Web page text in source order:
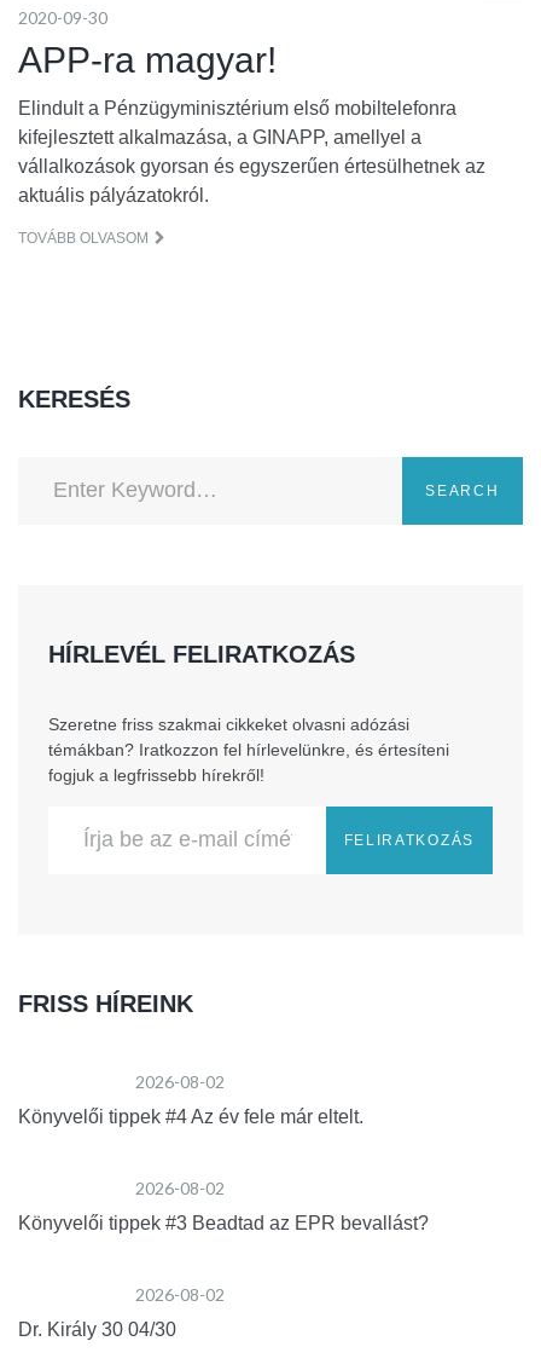
2020-09-30
APP-ra magyar!
Elindult a Pénzügyminisztérium első mobiltelefonra
kifejlesztett alkalmazása, a GINAPP, amellyel a
vállalkozások gyorsan és egyszerűen értesülhetnek az
aktuális pályázatokról.
TOVÁBB OLVASOM
KERESÉS
SEARCH
HÍRLEVÉL FELIRATKOZÁS
Szeretne friss szakmai cikkeket olvasni adózási
témákban? Iratkozzon fel hírlevelünkre, és értesíteni
fogjuk a legfrissebb hírekről!
FELIRATKOZÁS
FRISS HÍREINK
2026-08-02
Könyvelői tippek #4 Az év fele már eltelt.
2026-08-02
Könyvelői tippek #3 Beadtad az EPR bevallást?
2026-08-02
Dr. Király 30 04/30